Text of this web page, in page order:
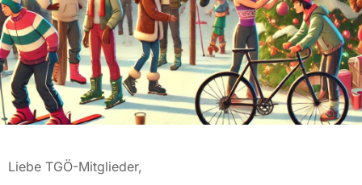
Liebe TGÖ-Mitglieder,